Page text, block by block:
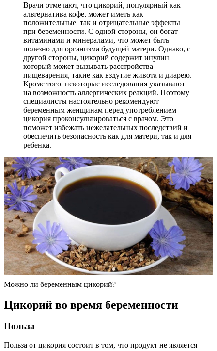
Врачи отмечают, что цикорий, популярный как
альтернатива кофе, может иметь как
положительные, так и отрицательные эффекты
при беременности. С одной стороны, он богат
витаминами и минералами, что может быть
полезно для организма будущей матери. Однако, с
другой стороны, цикорий содержит инулин,
который может вызывать расстройства
пищеварения, такие как вздутие живота и диарею.
Кроме того, некоторые исследования указывают
на возможность аллергических реакций. Поэтому
специалисты настоятельно рекомендуют
беременным женщинам перед употреблением
цикория проконсультироваться с врачом. Это
поможет избежать нежелательных последствий и
обеспечить безопасность как для матери, так и для
ребенка.
Можно ли беременным цикорий?
Цикорий во время беременности
Польза
Польза от цикория состоит в том, что продукт не является